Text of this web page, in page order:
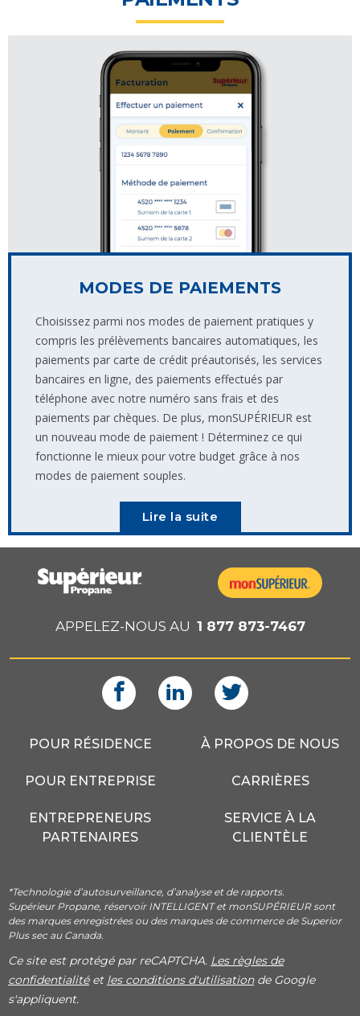
MODES DE PAIEMENTS
Choisissez parmi nos modes de paiement pratiques y
compris les prélèvements bancaires automatiques, les
paiements par carte de crédit préautorisés, les services
bancaires en ligne, des paiements effectués par
téléphone avec notre numéro sans frais et des
paiements par chèques. De plus, monSUPÉRIEUR est
un nouveau mode de paiement ! Déterminez ce qui
fonctionne le mieux pour votre budget grâce à nos
modes de paiement souples.
Lire la suite
APPELEZ-NOUS AU 1 877 873-7467
POUR RÉSIDENCE
POUR ENTREPRISE
ENTREPRENEURS
PARTENAIRES
À PROPOS DE NOUS
CARRIÈRES
SERVICE À LA
CLIENTÈLE
*Technologie d’autosurveillance, d’analyse et de rapports.
Supérieur Propane, réservoir INTELLIGENT et monSUPÉRIEUR sont
des marques enregistrées ou des marques de commerce de Superior
Plus sec au Canada.
Ce site est protégé par reCAPTCHA. Les règles de
confidentialitéet les conditions d'utilisationde Google
s'appliquent.